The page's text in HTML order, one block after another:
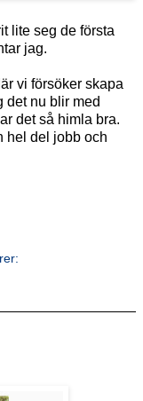
lite seg de första
jag.
vi försöker skapa
det nu blir med
det så himla bra.
hel del jobb och